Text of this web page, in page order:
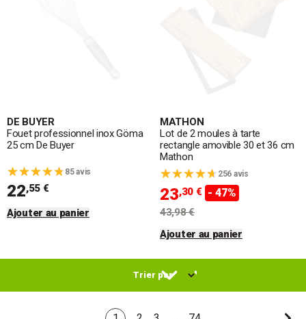
DE BUYER
Fouet professionnel inox Göma
25 cm De Buyer
85 avis
22,55 €
Ajouter au panier
MATHON
Lot de 2 moules à tarte
rectangle amovible 30 et 36 cm
Mathon
256 avis
23,30 € - 47%
43,98 €
Ajouter au panier